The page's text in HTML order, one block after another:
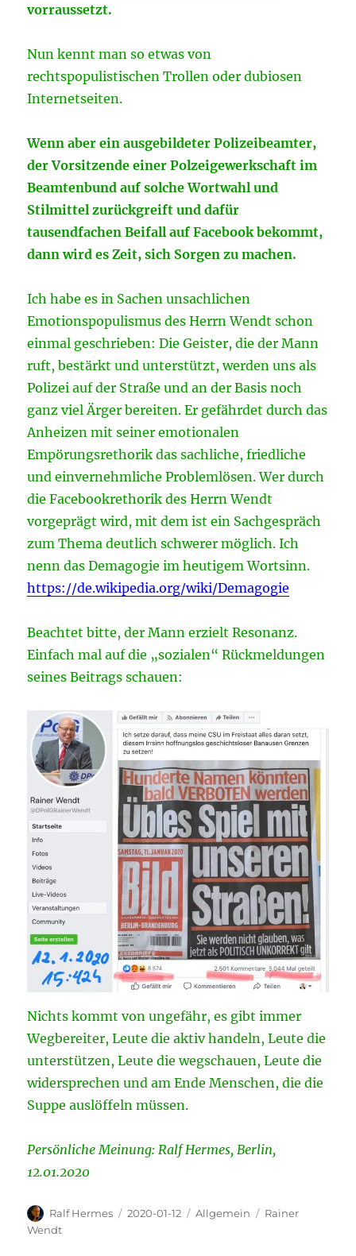
vorraussetzt.
Nun kennt man so etwas von
rechtspopulistischen Trollen oder dubiosen
Internetseiten.
Wenn aber ein ausgebildeter Polizeibeamter,
der Vorsitzende einer Polzeigewerkschaft im
Beamtenbund auf solche Wortwahl und
Stilmittel zurückgreift und dafür
tausendfachen Beifall auf Facebook bekommt,
dann wird es Zeit, sich Sorgen zu machen.
Ich habe es in Sachen unsachlichen
Emotionspopulismus des Herrn Wendt schon
einmal geschrieben: Die Geister, die der Mann
ruft, bestärkt und unterstützt, werden uns als
Polizei auf der Straße und an der Basis noch
ganz viel Ärger bereiten. Er gefährdet durch das
Anheizen mit seiner emotionalen
Empörungsrethorik das sachliche, friedliche
und einvernehmliche Problemlösen. Wer durch
die Facebookrethorik des Herrn Wendt
vorgeprägt wird, mit dem ist ein Sachgespräch
zum Thema deutlich schwerer möglich. Ich
nenn das Demagogie im heutigem Wortsinn.
https://de.wikipedia.org/wiki/Demagogie
Beachtet bitte, der Mann erzielt Resonanz.
Einfach mal auf die „sozialen“ Rückmeldungen
seines Beitrags schauen:
Nichts kommt von ungefähr, es gibt immer
Wegbereiter, Leute die aktiv handeln, Leute die
unterstützen, Leute die wegschauen, Leute die
widersprechen und am Ende Menschen, die die
Suppe auslöffeln müssen.
Persönliche Meinung: Ralf Hermes, Berlin,
12.01.2020
Autor
Ralf Hermes
Veröffentlicht
2020-01-12 Kategorien
Allgemein Schlagwörter
Rainer
Wendt